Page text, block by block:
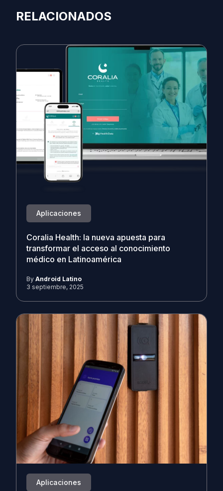
RELACIONADOS
Aplicaciones
Coralia Health: la nueva apuesta para
transformar el acceso al conocimiento
médico en Latinoamérica
By Android Latino
3 septiembre, 2025
Aplicaciones